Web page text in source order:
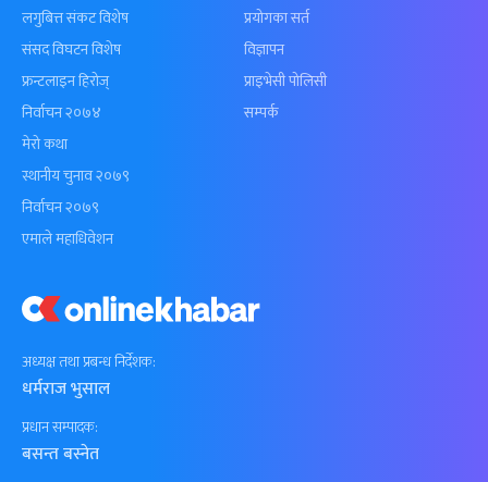
अध्यक्ष तथा प्रबन्ध निर्देशक:
धर्मराज भुसाल
प्रधान सम्पादक:
बसन्त बस्नेत
लगुबित्त संकट विशेष
संसद विघटन विशेष
फ्रन्टलाइन हिरोज्
निर्वाचन २०७४
मेरो कथा
स्थानीय चुनाव २०७९
निर्वाचन २०७९
एमाले महाधिवेशन
प्रयोगका सर्त
विज्ञापन
प्राइभेसी पोलिसी
सम्पर्क